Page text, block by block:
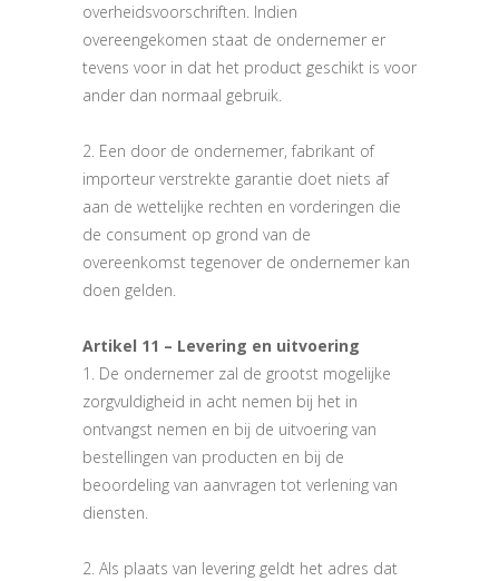
overheidsvoorschriften. Indien
overeengekomen staat de ondernemer er
tevens voor in dat het product geschikt is voor
ander dan normaal gebruik.
2. Een door de ondernemer, fabrikant of
importeur verstrekte garantie doet niets af
aan de wettelijke rechten en vorderingen die
de consument op grond van de
overeenkomst tegenover de ondernemer kan
doen gelden.
Artikel 11 – Levering en uitvoering
1. De ondernemer zal de grootst mogelijke
zorgvuldigheid in acht nemen bij het in
ontvangst nemen en bij de uitvoering van
bestellingen van producten en bij de
beoordeling van aanvragen tot verlening van
diensten.
2. Als plaats van levering geldt het adres dat